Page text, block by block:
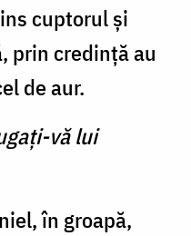
cuptorul şi
prin credinţă au
de aur.
vă lui
în groapă,